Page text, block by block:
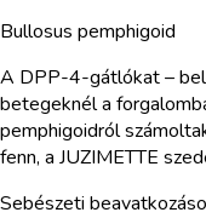
Bullosus pemphigoid
A DPP-4-gátlókat –
betegeknél a
pemphigoidról
fenn, a JUZIMETTE
Sebészeti